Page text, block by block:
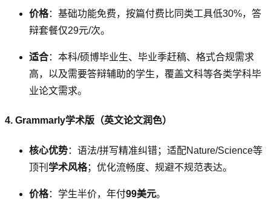
价格：基础功能免费，按篇付费比同类工具低30%，答
辩套餐仅29元/次。
适合：本科/硕博毕业生、毕业季赶稿、格式合规需求
高，以及需要答辩辅助的学生，覆盖文科等各类学科毕
业论文需求。
4. Grammarly学术版（英文论文润色）
核心优势：语法/拼写精准纠错；适配Nature/Science等
顶刊 学术风格；优化流畅度、规避不规范表达。
价格：学生半价，年付99美元。